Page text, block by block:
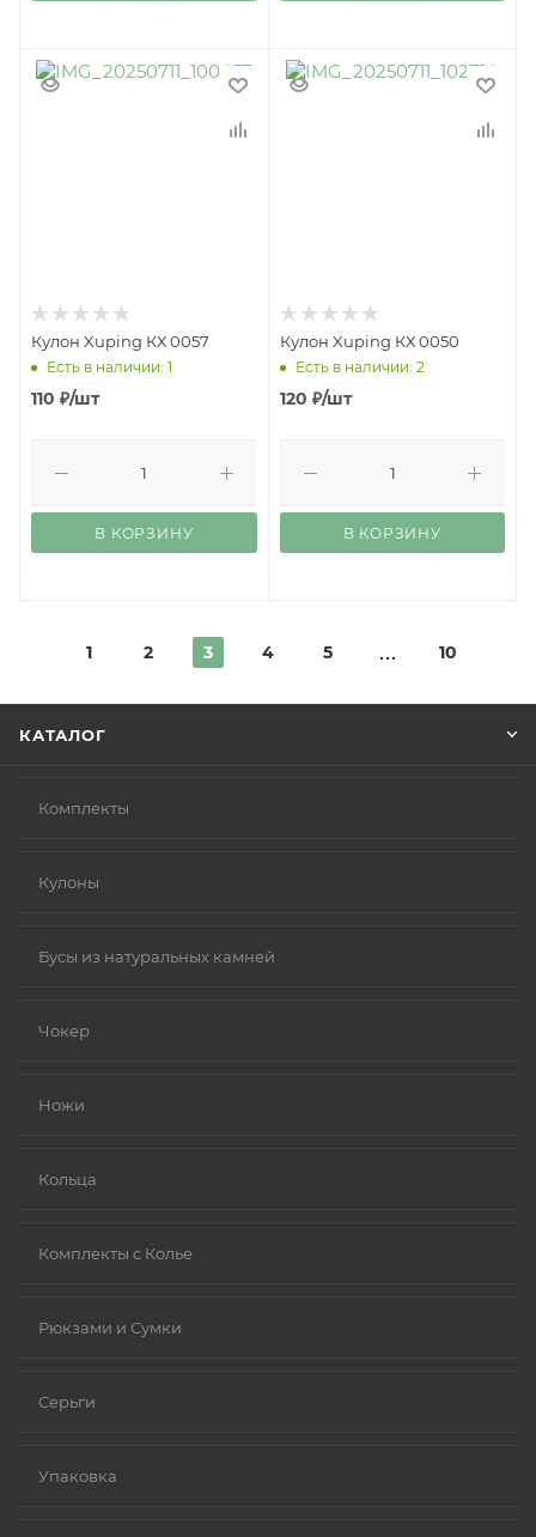
Кулон Xuping КХ 0057
Есть в наличии: 1
110 ₽/шт
В КОРЗИНУ
Кулон Xuping КХ 0050
Есть в наличии: 2
120 ₽/шт
В КОРЗИНУ
1 2 3 4 5 10
КАТАЛОГ
Комплекты
Кулоны
Бусы из натуральных камней
Чокер
Ножи
Кольца
Комплекты с Колье
Рюкзами и Сумки
Серьги
Упаковка